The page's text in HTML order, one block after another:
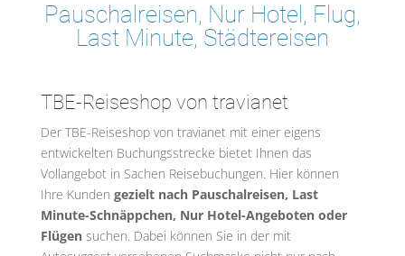
Pauschalreisen, Nur Hotel, Flug,
Last Minute, Städtereisen
TBE-Reiseshop von travianet
Der TBE-Reiseshop von travianet mit einer eigens
entwickelten Buchungsstrecke bietet Ihnen das
Vollangebot in Sachen Reisebuchungen. Hier können
Ihre Kunden gezielt nach Pauschalreisen, Last
Minute-Schnäppchen, Nur Hotel-Angeboten oder
Flügensuchen. Dabei können Sie in der mit